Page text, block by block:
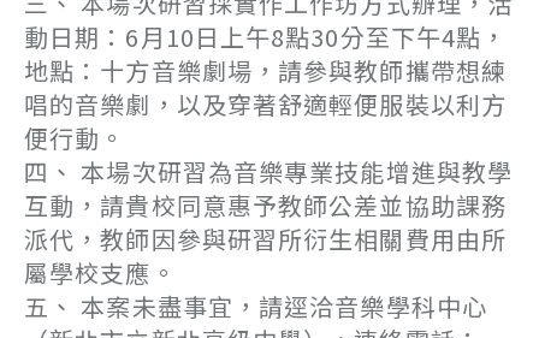
動日期：6月10日上午8點30分至下午4點，
地點：十方音樂劇場，請參與教師攜帶想練
唱的音樂劇，以及穿著舒適輕便服裝以利方
便行動。
四、 本場次研習為音樂專業技能增進與教學
互動，請貴校同意惠予教師公差並協助課務
派代，教師因參與研習所衍生相關費用由所
屬學校支應。
五、 本案未盡事宜，請逕洽音樂學科中心